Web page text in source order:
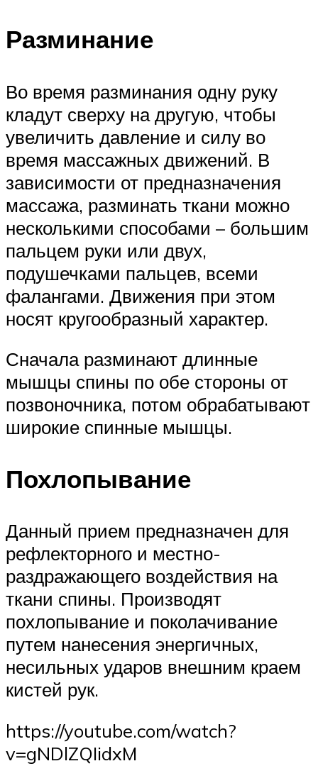
Разминание
Во время разминания одну руку
кладут сверху на другую, чтобы
увеличить давление и силу во
время массажных движений. В
зависимости от предназначения
массажа, разминать ткани можно
несколькими способами – большим
пальцем руки или двух,
подушечками пальцев, всеми
фалангами. Движения при этом
носят кругообразный характер.
Сначала разминают длинные
мышцы спины по обе стороны от
позвоночника, потом обрабатывают
широкие спинные мышцы.
Похлопывание
Данный прием предназначен для
рефлекторного и местно-
раздражающего воздействия на
ткани спины. Производят
похлопывание и поколачивание
путем нанесения энергичных,
несильных ударов внешним краем
кистей рук.
https://youtube.com/watch?
v=gNDlZQIidxM